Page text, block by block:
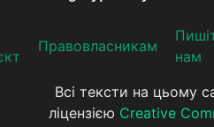
Прaвoвлaсникaм
нам
Всі тексти на цьому
ліцензією Creative